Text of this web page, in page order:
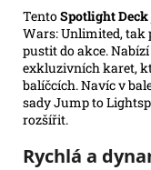
TentoSpotlight Deck
Wars: Unlimited, tak
pustit do akce.
exkluzivních karet,
balíčcích. Navíc v
sady Jump to
rozšířit.
Rychlá a